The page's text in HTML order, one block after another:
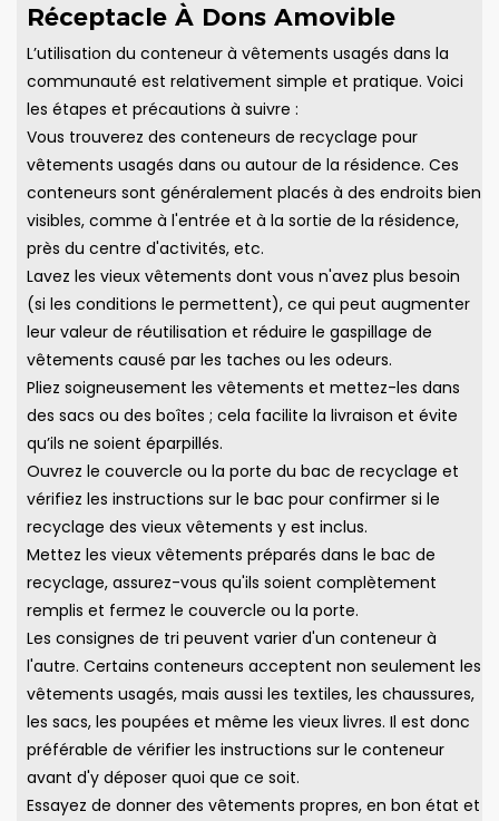
Réceptacle À Dons Amovible
L’utilisation du conteneur à vêtements usagés dans la
communauté est relativement simple et pratique. Voici
les étapes et précautions à suivre :
Vous trouverez des conteneurs de recyclage pour
vêtements usagés dans ou autour de la résidence. Ces
conteneurs sont généralement placés à des endroits bien
visibles, comme à l'entrée et à la sortie de la résidence,
près du centre d'activités, etc.
Lavez les vieux vêtements dont vous n'avez plus besoin
(si les conditions le permettent), ce qui peut augmenter
leur valeur de réutilisation et réduire le gaspillage de
vêtements causé par les taches ou les odeurs.
Pliez soigneusement les vêtements et mettez-les dans
des sacs ou des boîtes ; cela facilite la livraison et évite
qu’ils ne soient éparpillés.
Ouvrez le couvercle ou la porte du bac de recyclage et
vérifiez les instructions sur le bac pour confirmer si le
recyclage des vieux vêtements y est inclus.
Mettez les vieux vêtements préparés dans le bac de
recyclage, assurez-vous qu'ils soient complètement
remplis et fermez le couvercle ou la porte.
Les consignes de tri peuvent varier d'un conteneur à
l'autre. Certains conteneurs acceptent non seulement les
vêtements usagés, mais aussi les textiles, les chaussures,
les sacs, les poupées et même les vieux livres. Il est donc
préférable de vérifier les instructions sur le conteneur
avant d'y déposer quoi que ce soit.
Essayez de donner des vêtements propres, en bon état et